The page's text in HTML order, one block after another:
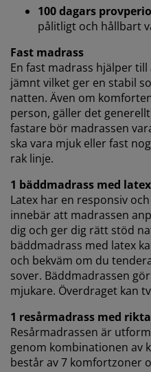
100 dagars
pålitligt och hållbart
Fast madrass
En fast madrass hjälper
jämnt vilket ger en stabil
natten. Även om
person, gäller det
fastare bör madrassen
ska vara mjuk eller fast
rak linje.
1 bäddmadrass med latex
Latex har en responsiv
innebär att madrassen
dig och ger dig rätt stöd
bäddmadrass med latex
och bekväm om du
sover. Bäddmadrassen
mjukare. Överdraget kan
1 resårmadrass med
Resårmadrassen är
genom kombinationen av
består av 7 komfortzoner
att säkerställa funktionalitet,
marknadsföring.
När vi accepterar
att dela dina webbläsardata
marknadsföringspartners
TikTok) för skräddarsydda
kan läsa mer om ändamålen
att återkalla ditt samtycke
ikonen. Genom att klicka på
du till alla tre syftena. Läs mer
behandling av personuppgifter